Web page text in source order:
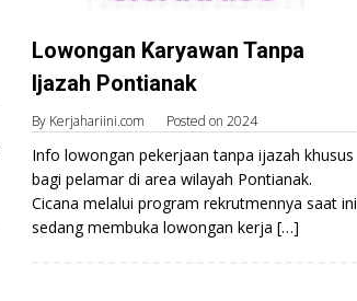
Lowongan Karyawan Tanpa
Ijazah Pontianak
By Kerjahariini.com Posted on 2024
Info lowongan pekerjaan tanpa ijazah khusus
bagi pelamar di area wilayah Pontianak.
Cicana melalui program rekrutmennya saat ini
sedang membuka lowongan kerja […]